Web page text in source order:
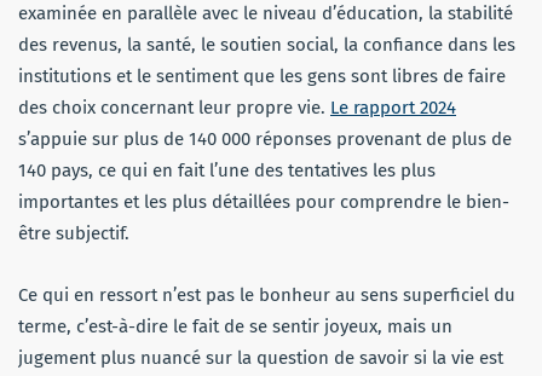
examinée en parallèle avec le niveau d’éducation, la stabilité
des revenus, la santé, le soutien social, la confiance dans les
institutions et le sentiment que les gens sont libres de faire
des choix concernant leur propre vie. Le rapport 2024
s’appuie sur plus de 140 000 réponses provenant de plus de
140 pays, ce qui en fait l’une des tentatives les plus
importantes et les plus détaillées pour comprendre le bien-
être subjectif.
Ce qui en ressort n’est pas le bonheur au sens superficiel du
terme, c’est-à-dire le fait de se sentir joyeux, mais un
jugement plus nuancé sur la question de savoir si la vie est